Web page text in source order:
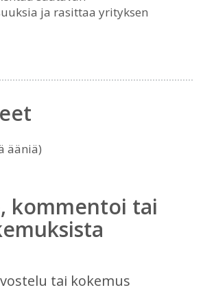
ja rasittaa yrityksen
ääniä)
kommentoi tai
tai kokemus